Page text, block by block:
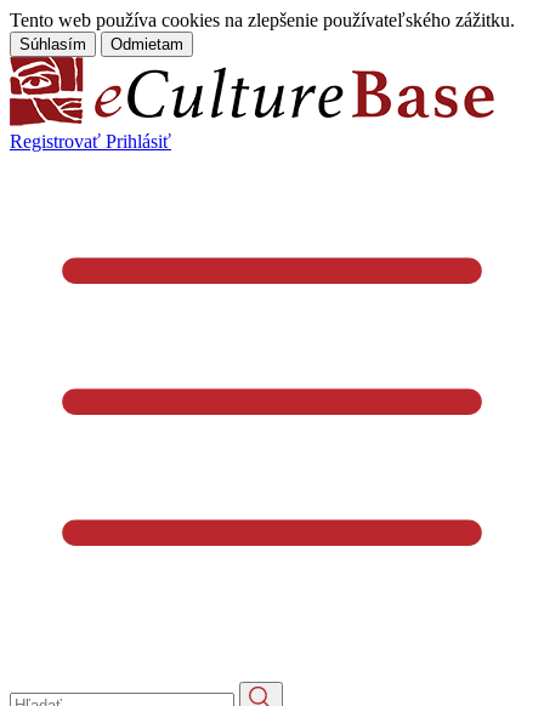
Tento web používa cookies na zlepšenie používateľského zážitku.
Súhlasím Odmietam
Registrovať Prihlásiť